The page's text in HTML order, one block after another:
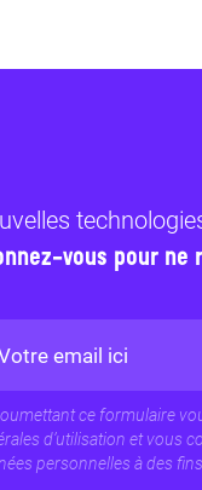
vous pour ne
ce formulaire
d’utilisation et vous
personnelles à des